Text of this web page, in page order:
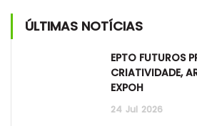
ÚLTIMAS NOTÍCIAS
EPTO FUTUROS
CRIATIVIDADE,
EXPOH
24 Jul 2026